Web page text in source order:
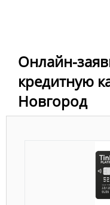
Онлайн-
кредитную
Новгород